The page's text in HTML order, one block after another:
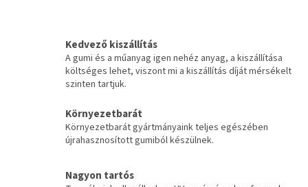
Kedvező kiszállítás
A gumi és a műanyag igen nehéz anyag, a kiszállítása
költséges lehet, viszont mi a kiszállítás díját mérsékelt
szinten tartjuk.
Környezetbarát
Környezetbarát gyártmányaink teljes egészében
újrahasznosított gumiból készülnek.
Nagyon tartós